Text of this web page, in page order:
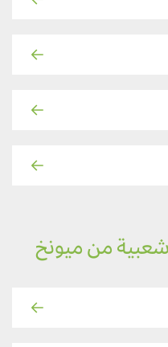
شعبية من ميونخ